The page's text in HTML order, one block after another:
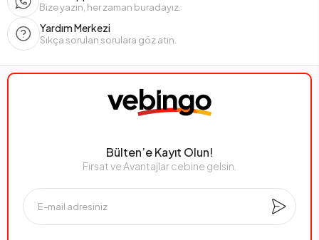
Bize yazın, her zaman buradayız.
Yardım Merkezi
Sıkça sorulan sorulara göz atın.
Bülten’e Kayıt Olun!
Fırsat ve Avantajlar cebine gelsin.